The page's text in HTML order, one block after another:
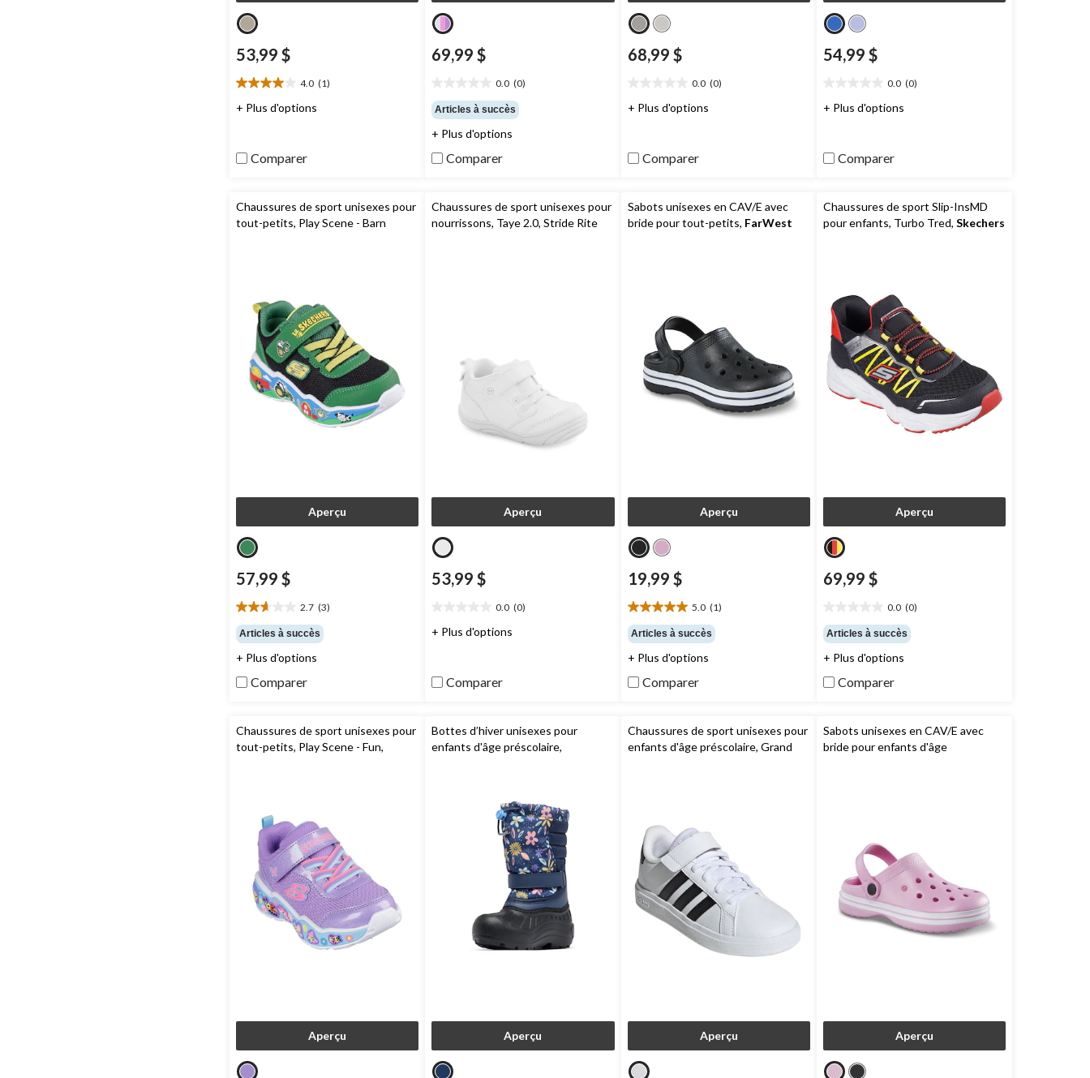
53,99 $
4.0 (1)
4.0
étoile(s)
1
évaluation
+ Plus d'options
Comparer
69,99 $
0.0 (0)
étoile(s)
sur
5.
Articles à succès
+ Plus d'options
Comparer
68,99 $
0.0 (0)
étoile(s)
+ Plus d'options
Comparer
54,99 $
0.0 (0)
étoile(s)
+ Plus d'options
Comparer
Chaussures de sport unisexes pour
tout-petits, Play Scene - Barn
Aperçu
57,99 $
2.7 (3)
2.7
étoile(s)
sur
5.
3
évaluations
Articles à succès
+ Plus d'options
Comparer
Chaussures de sport unisexes pour
nourrissons, Taye 2.0, Stride Rite
Aperçu
53,99 $
0.0 (0)
étoile(s)
+ Plus d'options
Comparer
Sabots unisexes en CAV/E avec
bride pour tout-petits, FarWest
Aperçu
19,99 $
5.0 (1)
5.0
étoile(s)
sur
5.
1
évaluation
Articles à succès
+ Plus d'options
Comparer
Chaussures de sport Slip-InsMD
pour enfants, Turbo Tred, Skechers
Aperçu
69,99 $
0.0 (0)
étoile(s)
sur
5.
Articles à succès
+ Plus d'options
Comparer
Chaussures de sport unisexes pour
tout-petits, Play Scene - Fun,
Aperçu
Bottes d’hiver unisexes pour
enfants d'âge préscolaire,
Aperçu
Chaussures de sport unisexes pour
enfants d'âge préscolaire, Grand
Aperçu
Sabots unisexes en CAV/E avec
bride pour enfants d'âge
Aperçu